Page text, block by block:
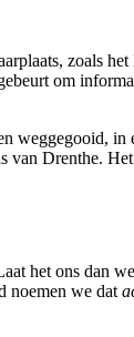
zoals
om
van Drenthe.
het ons dan
noemen we dat